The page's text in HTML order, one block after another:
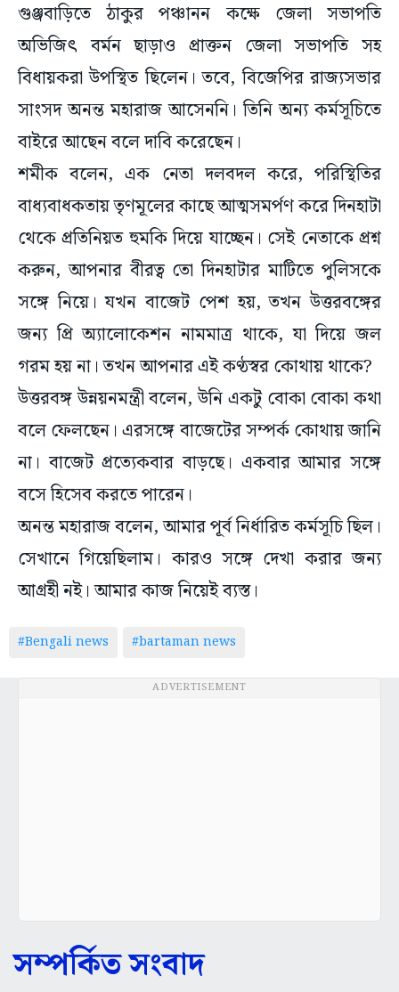
গুঞ্জবাড়িতে ঠাকুর পঞ্চানন কক্ষে জেলা সভাপতি
অভিজিৎ বর্মন ছাড়াও প্রাক্তন জেলা সভাপতি সহ
বিধায়করা উপস্থিত ছিলেন। তবে, বিজেপির রাজ্যসভার
সাংসদ অনন্ত মহারাজ আসেননি। তিনি অন্য কর্মসূচিতে
বাইরে আছেন বলে দাবি করেছেন।
শমীক বলেন, এক নেতা দলবদল করে, পরিস্থিতির
বাধ্যবাধকতায় তৃণমূলের কাছে আত্মসমর্পণ করে দিনহাটা
থেকে প্রতিনিয়ত হুমকি দিয়ে যাচ্ছেন। সেই নেতাকে প্রশ্ন
করুন, আপনার বীরত্ব তো দিনহাটার মাটিতে পুলিসকে
সঙ্গে নিয়ে। যখন বাজেট পেশ হয়, তখন উত্তরবঙ্গের
জন্য প্রি অ্যালোকেশন নামমাত্র থাকে, যা দিয়ে জল
গরম হয় না। তখন আপনার এই কণ্ঠস্বর কোথায় থাকে?
উত্তরবঙ্গ উন্নয়নমন্ত্রী বলেন, উনি একটু বোকা বোকা কথা
বলে ফেলছেন। এরসঙ্গে বাজেটের সম্পর্ক কোথায় জানি
না। বাজেট প্রত্যেকবার বাড়ছে। একবার আমার সঙ্গে
বসে হিসেব করতে পারেন।
অনন্ত মহারাজ বলেন, আমার পূর্ব নির্ধারিত কর্মসূচি ছিল।
সেখানে গিয়েছিলাম। কারও সঙ্গে দেখা করার জন্য
আগ্রহী নই। আমার কাজ নিয়েই ব্যস্ত।
#Bengali news #bartaman news
ADVERTISEMENT
সম্পর্কিত সংবাদ